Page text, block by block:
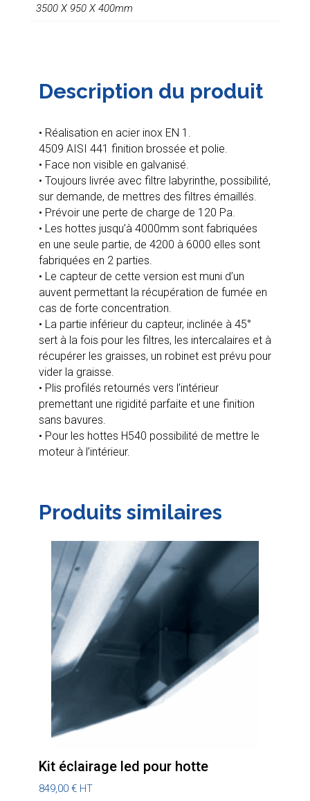
3500 X 950 X 400mm
Description du produit
• Réalisation en acier inox EN 1.
4509 AISI 441 finition brossée et polie.
• Face non visible en galvanisé.
• Toujours livrée avec filtre labyrinthe, possibilité,
sur demande, de mettres des filtres émaillés.
• Prévoir une perte de charge de 120 Pa.
• Les hottes jusqu’à 4000mm sont fabriquées
en une seule partie, de 4200 à 6000 elles sont
fabriquées en 2 parties.
• Le capteur de cette version est muni d’un
auvent permettant la récupération de fumée en
cas de forte concentration.
• La partie inférieur du capteur, inclinée à 45°
sert à la fois pour les filtres, les intercalaires et à
récupérer les graisses, un robinet est prévu pour
vider la graisse.
• Plis profilés retournés vers l’intérieur
premettant une rigidité parfaite et une finition
sans bavures.
• Pour les hottes H540 possibilité de mettre le
moteur à l’intérieur.
Produits similaires
Kit éclairage led pour hotte
849,00 € HT